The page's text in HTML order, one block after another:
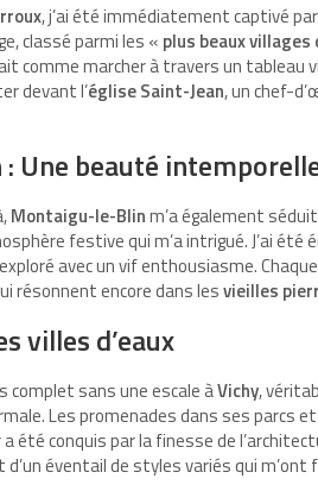
, j’ai été immédiatement captivé
classé parmi les « plus beaux villages
comme marcher à travers un tableau
devant l’église Saint-Jean, un chef-
Une beauté
Montaigu-le-Blinm’a également
festive qui m’a intrigué. J’ai été
avec un vif enthousiasme.
résonnent encore dans lesvieilles
villes d’eaux
complet sans une escale àVichy,
Les promenades dans ses parcs
été conquis par la finesse de
éventail de styles variés qui m’ont